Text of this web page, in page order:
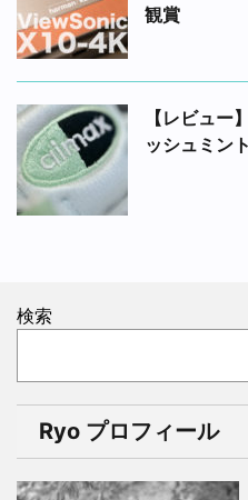
観賞
【レビュ
ッシュミン
検索
Ryo プロフィール